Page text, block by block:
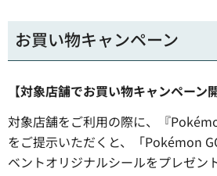
お買い物キャンペーン
【対象店舗でお買い物キャンペーン
対象店舗をご利用の際に、『
をご提示いただくと、「Pokémon
ベントオリジナルシールをプレゼン